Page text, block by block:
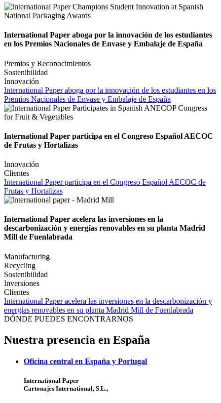
International Paper aboga por la innovación de los estudiantes
en los Premios Nacionales de Envase y Embalaje de España
Premios y Reconocimientos
Sostenibilidad
Innovación
International Paper aboga por la innovación de los estudiantes en los
Premios Nacionales de Envase y Embalaje de España
International Paper participa en el Congreso Español AECOC
de Frutas y Hortalizas
Innovación
Clientes
International Paper participa en el Congreso Español AECOC de
Frutas y Hortalizas
International Paper acelera las inversiones en la
descarbonización y energías renovables en su planta Madrid
Mill de Fuenlabrada
Manufacturing
Recycling
Sostenibilidad
Inversiones
Clientes
International Paper acelera las inversiones en la descarbonización y
energías renovables en su planta Madrid Mill de Fuenlabrada
DÓNDE PUEDES ENCONTRARNOS
Nuestra presencia en España
Oficina central en España y Portugal
International Paper
Cartonajes International, S.L.,